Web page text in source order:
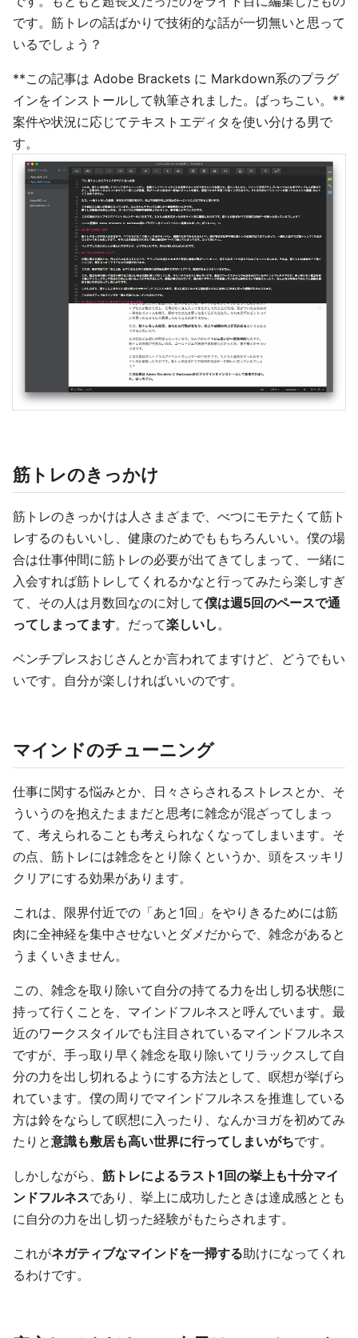
です。筋トレの話ばかりで技術的な話が一切無いと思って
いるでしょう？
**この記事は Adobe Brackets に Markdown系のプラグ
インをインストールして執筆されました。ばっちこい。**
案件や状況に応じてテキストエディタを使い分ける男で
す。
筋トレのきっかけ
筋トレのきっかけは人さまざまで、べつにモテたくて筋ト
レするのもいいし、健康のためでももちろんいい。僕の場
合は仕事仲間に筋トレの必要が出てきてしまって、一緒に
入会すれば筋トレしてくれるかなと行ってみたら楽しすぎ
て、その人は月数回なのに対して僕は週5回のペースで通
ってしまってます。だって楽しいし。
ベンチプレスおじさんとか言われてますけど、どうでもい
いです。自分が楽しければいいのです。
マインドのチューニング
仕事に関する悩みとか、日々さらされるストレスとか、そ
ういうのを抱えたままだと思考に雑念が混ざってしまっ
て、考えられることも考えられなくなってしまいます。そ
の点、筋トレには雑念をとり除くというか、頭をスッキリ
クリアにする効果があります。
これは、限界付近での「あと1回」をやりきるためには筋
肉に全神経を集中させないとダメだからで、雑念があると
うまくいきません。
この、雑念を取り除いて自分の持てる力を出し切る状態に
持って行くことを、マインドフルネスと呼んでいます。最
近のワークスタイルでも注目されているマインドフルネス
ですが、手っ取り早く雑念を取り除いてリラックスして自
分の力を出し切れるようにする方法として、瞑想が挙げら
れています。僕の周りでマインドフルネスを推進している
方は鈴をならして瞑想に入ったり、なんかヨガを初めてみ
たりと意識も敷居も高い世界に行ってしまいがちです。
しかしながら、 筋トレによるラスト1回の挙上も十分マイ
ンドフルネスであり、挙上に成功したときは達成感ととも
に自分の力を出し切った経験がもたらされます。
これがネガティブなマインドを一掃する助けになってくれ
るわけです。